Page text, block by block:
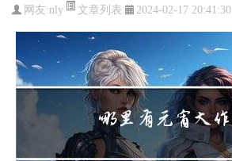
网友:nly 文章列表 2024-02-17 20:41:30